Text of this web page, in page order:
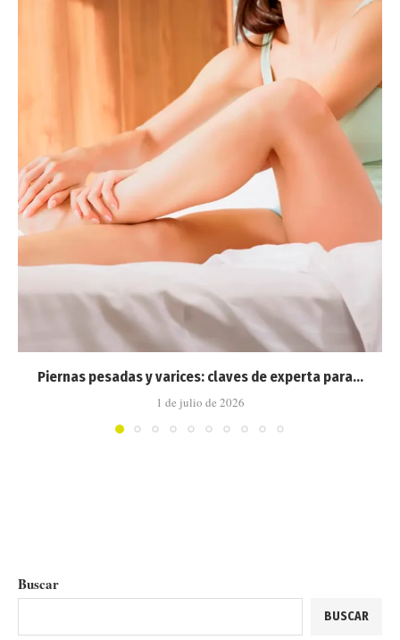
Piernas pesadas y varices: claves de experta para...
1 de julio de 2026
Buscar
BUSCAR